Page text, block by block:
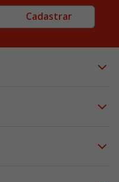
Cadastrar